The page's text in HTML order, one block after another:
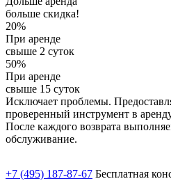
больше скидка!
20%
При аренде
свыше 2 суток
50%
При аренде
свыше 15 суток
Исключает проблемы.
проверенный инструмент в
После каждого возврата
обслуживание.
+7 (495) 187-87-67 Бесплатная